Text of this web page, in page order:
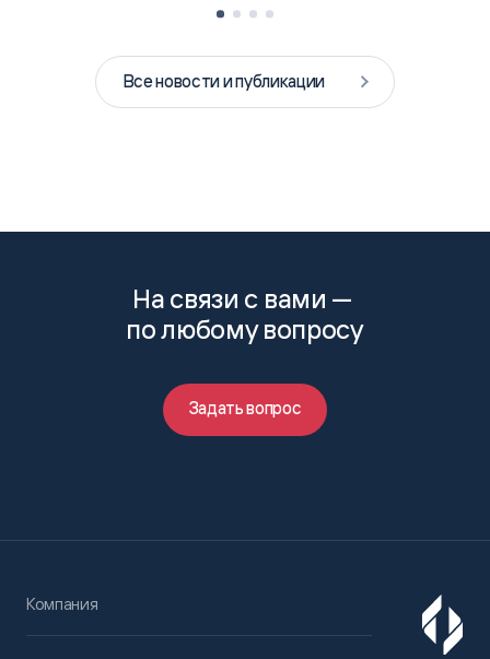
Все новости и публикации
На связи с вами —
по любому вопросу
Задать вопрос
Компания